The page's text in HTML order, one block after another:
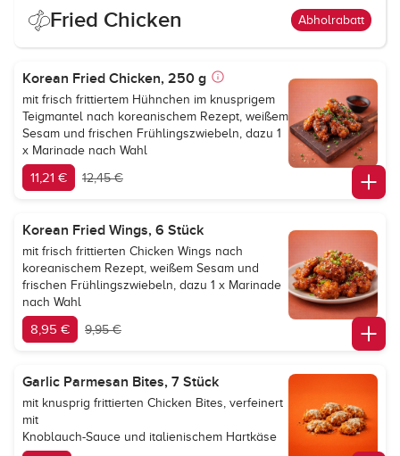
Fried Chicken Abholrabatt
Korean Fried Chicken, 250 g
mit frisch frittiertem Hühnchen im knusprigem
Teigmantel nach koreanischem Rezept, weißem
Sesam und frischen Frühlingszwiebeln, dazu 1
x Marinade nach Wahl
11,21 € 12,45 €
Korean Fried Wings, 6 Stück
mit frisch frittierten Chicken Wings nach
koreanischem Rezept, weißem Sesam und
frischen Frühlingszwiebeln, dazu 1 x Marinade
nach Wahl
8,95 € 9,95 €
Garlic Parmesan Bites, 7 Stück
mit knusprig frittierten Chicken Bites, verfeinert
mit
Knoblauch-Sauce und italienischem Hartkäse